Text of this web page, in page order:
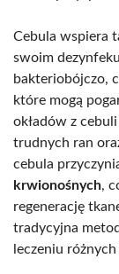
Cebula wspiera
swoim
bakteriobójczo,
które mogą
okładów z
trudnych ran
cebula
krwionośnych,
regenerację
tradycyjna
leczeniu